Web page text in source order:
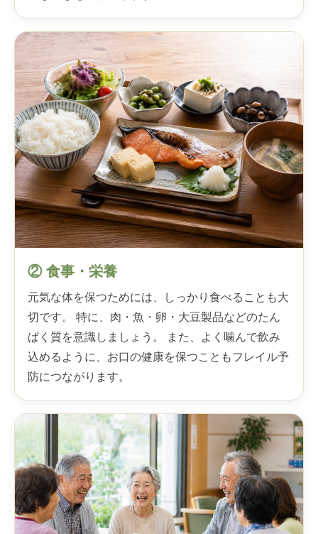
② 食事・栄養
元気な体を保つためには、しっかり食べることも大
切です。 特に、肉・魚・卵・大豆製品などのたん
ぱく質を意識しましょう。 また、よく噛んで飲み
込めるように、お口の健康を保つこともフレイル予
防につながります。